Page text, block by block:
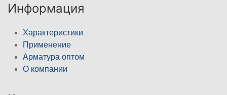
Информация
Характеристики
Применение
Арматура оптом
О компании